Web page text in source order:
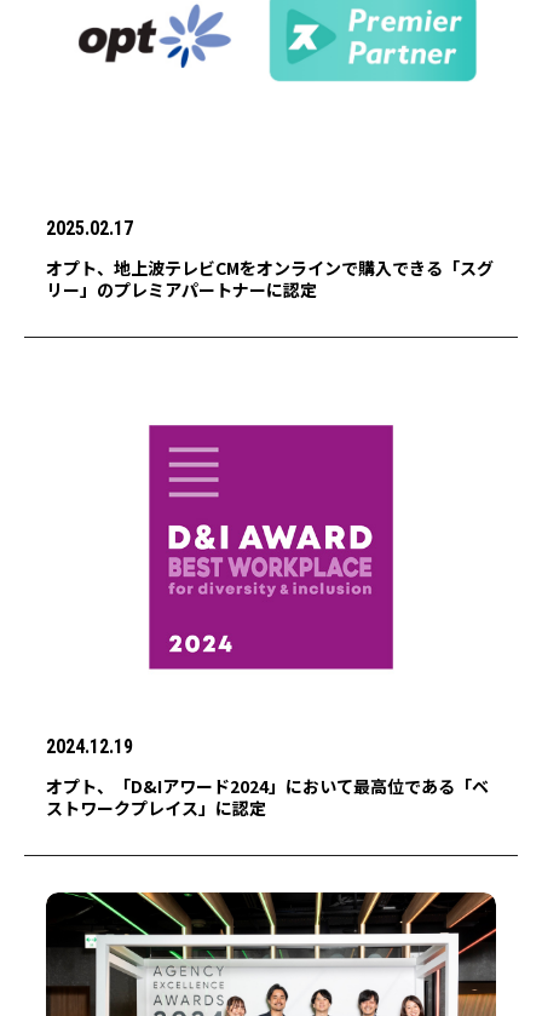
2025.02.17
オプト、地上波テレビCMをオンラインで購入できる「スグ
リー」のプレミアパートナーに認定
2024.12.19
オプト、「D&Iアワード2024」において最高位である「ベ
ストワークプレイス」に認定